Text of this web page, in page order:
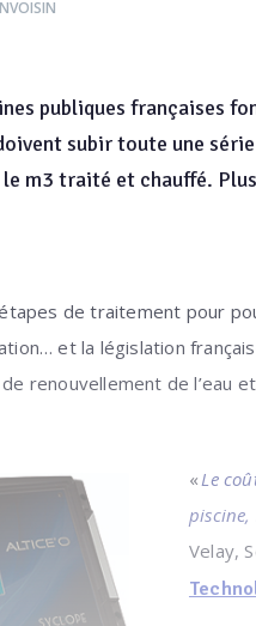
publiques françaises
subir toute une
m3 traité et chauffé.
de traitement pour
et la législation
renouvellement de l’eau
«Le
piscine,
Velay,